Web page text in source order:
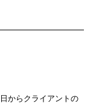
からクライアントの